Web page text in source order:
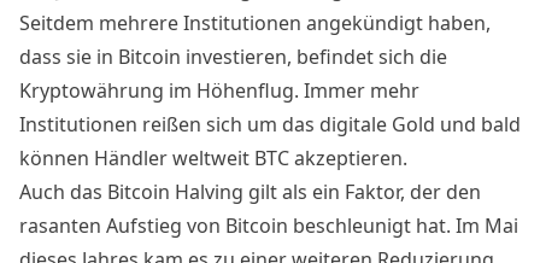
Seitdem mehrere Institutionen angekündigt haben,
dass sie in Bitcoin investieren, befindet sich die
Kryptowährung im Höhenflug. Immer mehr
Institutionen reißen sich um das digitale Gold und bald
können Händler weltweit BTC akzeptieren.
Auch das Bitcoin Halving gilt als ein Faktor, der den
rasanten Aufstieg von Bitcoin beschleunigt hat. Im Mai